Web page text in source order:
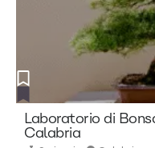
Laboratorio di
Calabria